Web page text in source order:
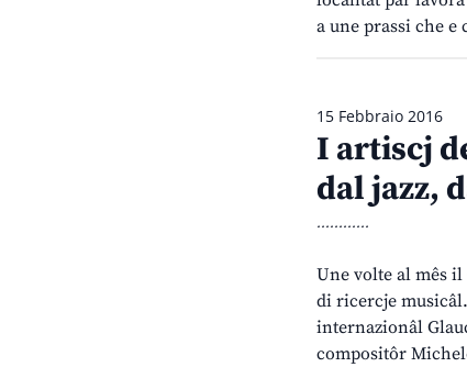
a une prassi che
15 Febbraio 2016
I artiscj
dal jazz,
............
Une volte al mês
di ricercje
internazionâl
compositôr